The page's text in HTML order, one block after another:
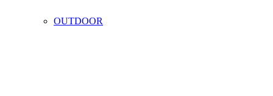
OUTDOOR